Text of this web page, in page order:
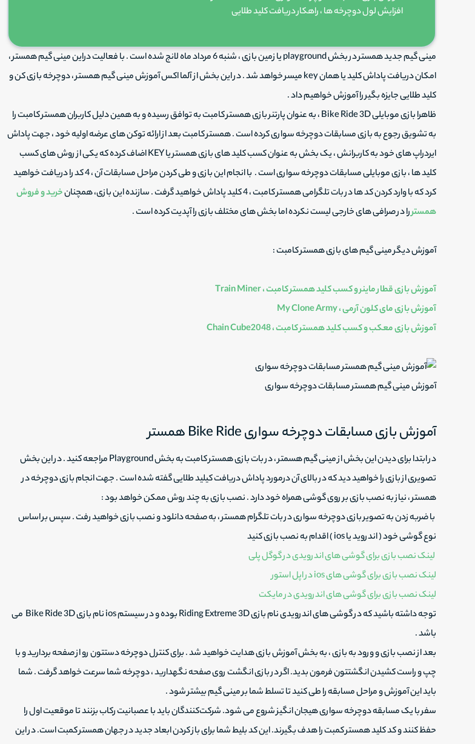
خرید و فروش ریپل
افزایش لول دوچرخه ها ، راهکار دریافت کلید طلایی
مینی گیم جدید همستر در بخش playground یا زمین بازی ، شنبه 6 مرداد ماه لانج شده است . با فعالیت دراین مینی گیم همستر ،
امکان دریافت پاداش کلید یا همان key میسر خواهد شد . در این بخش از آلما اکس آموزش مینی گیم همستر ، دوچرخه بازی کن و
کلید طلایی جایزه بگیر را آموزش خواهیم داد .
ظاهرا بازی موبایلی Bike Ride 3D ، به عنوان پارتنر بازی همستر کامبت به توافق رسیده و به همین دلیل کاربران همستر کامبت را
به تشویق رجوع به بازی مسابقات دوچرخه سواری کرده است . همستر کامبت بعد از ارائه توکن های عرضه اولیه خود ، جهت پاداش
ایردراپ های خود به کاربرانش ، یک بخش به عنوان کسب کلید های بازی همستر یا KEY اضاف کرده که یکی از روش های کسب
کلید ها ، بازی موبایلی مسابقات دوچرخه سواری است . با انجام این بازی و طی کردن مراحل مسابقات آن ، 4 کد را دریافت خواهید
کرد که با وارد کردن کد ها در بات تلگرامی همستر کامبت ، 4 کلید پاداش خواهید گرفت . سازنده این بازی، همچنان
خرید و فروش
همستررا در صرافی های خارجی لیست نکرده اما بخش های مختلف بازی را آپدیت کرده است .
آموزش دیگر مینی گیم های بازی همستر کامبت :
آموزش بازی قطار ماینر و کسب کلید همستر کامبت ، Train Miner
آموزش بازی مای کلون آرمی ، My Clone Army
آموزش بازی معکب و کسب کلید همستر کامبت ،
آموزش مینی گیم همستر مسابقات دوچرخه سواری
آموزش بازی مسابقات دوچرخه سواری Bike Ride همستر
در ابتدا برای دیدن این بخش از مینی گیم هسمتر ، در بات بازی همستر کامبت به بخش Playground مراجعه کنید . در این بخش
تصویری از بازی را خواهید دید که در بالای آن درمورد پاداش دریافت کیلید طلایی گفته شده است . جهت انجام بازی دوچرخه در
همستر ، نیاز به نصب بازی بر روی گوشی همراه خود دارد . نصب بازی به چند روش ممکن خواهد بود :
با ضربه زدن به تصویر بازی دوچرخه سواری در بات تلگرام همستر ، به صفحه دانلود و نصب بازی خواهید رفت . سپس بر اساس
نوع گوشی خود ( اندروید یا ios ) اقدام به نصب بازی کنید
لینک نصب بازی برای گوشی های اندرویدی در گوگل پلی
لینک نصب بازی برای گوشی های ios در اپل استور
لینک نصب بازی برای گوشی های اندرویدی در مایکت
توجه داشته باشید که در گوشی های اندرویدی نام بازی Riding Extreme 3D بوده و در سیستم ios نام بازی Bike Ride 3D می
باشد .
بعد از نصب بازی و ورود به بازی ، به بخش آموزش بازی هدایت خواهید شد . برای کنترل دوچرخه دستتون رو از صفحه بردارید و با
چپ و راست کشیدن انگشتتون فرمون بدید. اگر در بازی انگشت روی صفحه نگهدارید ، دوچرخه شما سرعت خواهد گرفت . شما
باید این آموزش و مراحل مسابقه را طی کنید تا تسلط شما بر مینی گیم بیشتر شود .
سفر با یک مسابقه دوچرخه سواری هیجان انگیز شروع می شود.شرکت‌کنندگان باید با عصبانیت رکاب بزنند تا موقعیت اول را
حفظ کنند و کد کلید همستر کمبت را هدف بگیرند.این کد بلیط شما برای باز کردن ابعاد جدید در جهان همستر کمبت است. در این